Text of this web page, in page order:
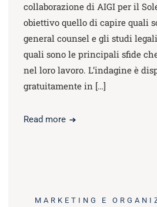
collaborazione di AIGI per il
obiettivo quello di capire quali
general counsel e gli studi
quali sono le principali sfide
nel loro lavoro. L’indagine è
gratuitamente in […]
Read more
MARKETING E